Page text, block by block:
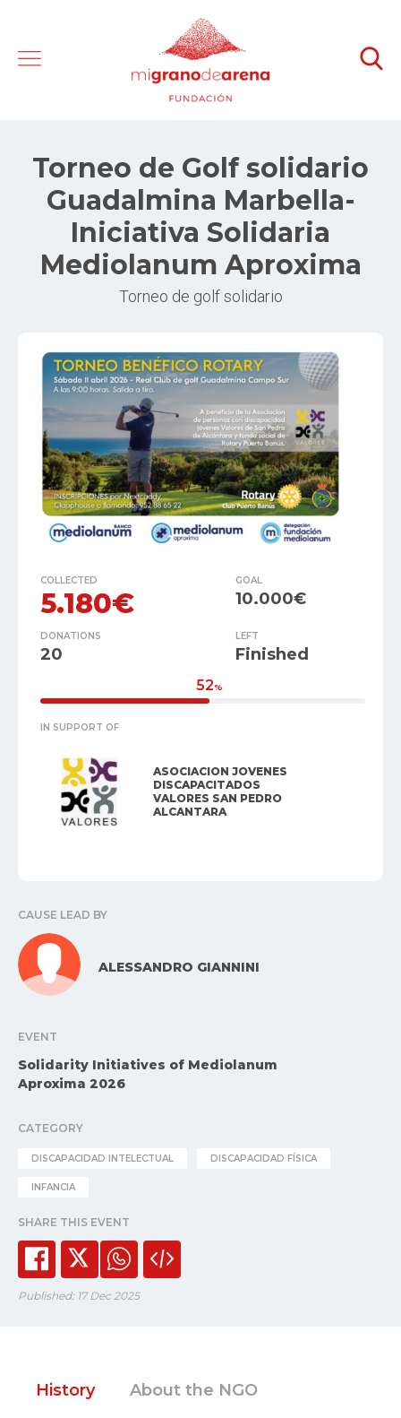
Torneo de Golf solidario
Guadalmina Marbella-
Iniciativa Solidaria
Mediolanum Aproxima
Torneo de golf solidario
COLLECTED
5.180€
GOAL
10.000€
DONATIONS
20
LEFT
Finished
52%
IN SUPPORT OF
ASOCIACION JOVENES
DISCAPACITADOS
VALORES SAN PEDRO
ALCANTARA
CAUSE LEAD BY
ALESSANDRO GIANNINI
EVENT
Solidarity Initiatives of Mediolanum
Aproxima 2026
CATEGORY
DISCAPACIDAD INTELECTUAL DISCAPACIDAD FÍSICA
INFANCIA
SHARE THIS EVENT
Published: 17 Dec 2025
History About the NGO